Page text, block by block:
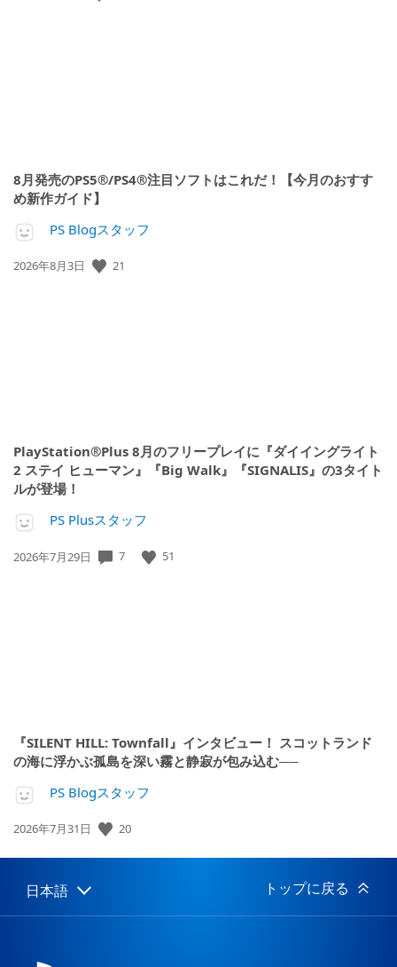
8月発売のPS5®/PS4®注目ソフトはこれだ！【今月のおすす
め新作ガイド】
PS Blogスタッフ
公
2026年8月3日 21
PlayStation®Plus 8月のフリープレイに『ダイイングライト
2 ステイ ヒューマン』『Big Walk』『SIGNALIS』の3タイト
ルが登場！
PS Plusスタッフ
公
2026年7月29日 7 51
『SILENT HILL: Townfall』インタビュー！ スコットランド
の海に浮かぶ孤島を深い霧と静寂が包み込む──
PS Blogスタッフ
公
日:
2026年7月31日 20
Select
a
Current
region:
日本語 トップに戻る